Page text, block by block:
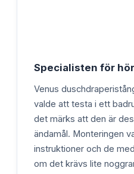
Specialisten för
Venus
valde att testa i ett
det märks att den är
ändamål. Monteringen
instruktioner och de
om det krävs lite